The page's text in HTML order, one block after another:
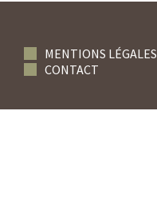
MENTIONS LÉGALES
CONTACT